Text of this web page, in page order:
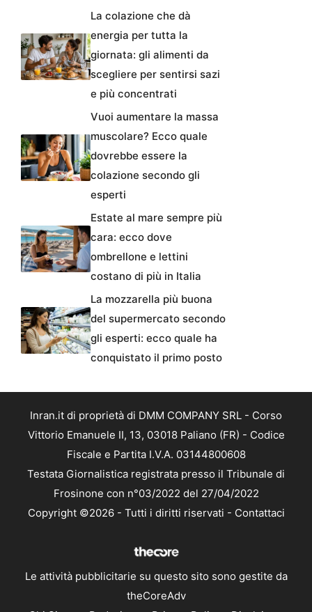
La colazione che dà
energia per tutta la
giornata: gli alimenti da
scegliere per sentirsi sazi
e più concentrati
Vuoi aumentare la massa
muscolare? Ecco quale
dovrebbe essere la
colazione secondo gli
esperti
Estate al mare sempre più
cara: ecco dove
ombrellone e lettini
costano di più in Italia
La mozzarella più buona
del supermercato secondo
gli esperti: ecco quale ha
conquistato il primo posto
Inran.it di proprietà di DMM COMPANY SRL - Corso
Vittorio Emanuele II, 13, 03018 Paliano (FR) - Codice
Fiscale e Partita I.V.A. 03144800608
Testata Giornalistica registrata presso il Tribunale di
Frosinone con n°03/2022 del 27/04/2022
Copyright ©2026 - Tutti i diritti riservati - Contattaci
Le attività pubblicitarie su questo sito sono gestite da
theCoreAdv